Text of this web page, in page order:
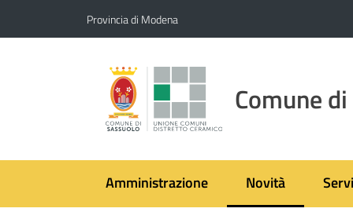
Provincia di Modena
Comune
Amministrazione Novità
Menu selezionato